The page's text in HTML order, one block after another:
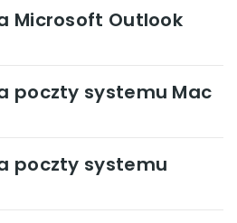
Microsoft Outlook
poczty systemu Mac
poczty systemu